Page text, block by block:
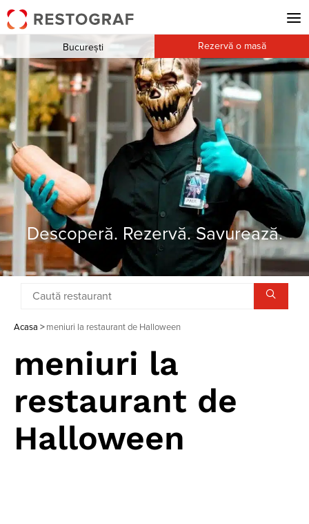
Descoperă. Rezervă. Savurează.
București Rezervă o masă
Acasa > meniuri la restaurant de Halloween
meniuri la
restaurant de
Halloween